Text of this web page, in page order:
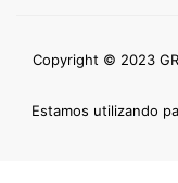
Copyright © 2023
Estamos utilizando